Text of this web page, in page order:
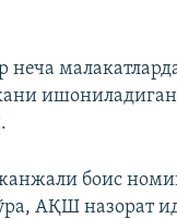
боис
АҚШ назорат